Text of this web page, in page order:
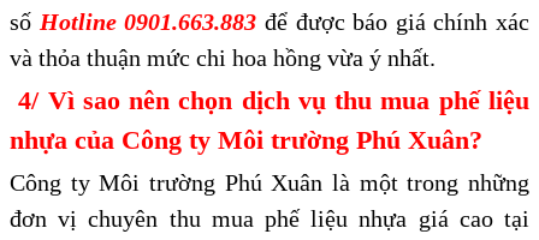
số Hotline 0901.663.883 để được báo giá chính xác
và thỏa thuận mức chi hoa hồng vừa ý nhất.
4/ Vì sao nên chọn dịch vụ thu mua phế liệu
nhựa của Công ty Môi trường Phú Xuân?
Công ty Môi trường Phú Xuân là một trong những
đơn vị chuyên thu mua phế liệu nhựa giá cao tại